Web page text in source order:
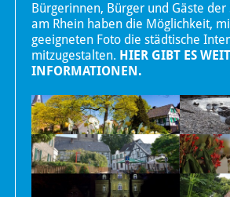
Bürgerinnen, Bürger und Gäste
am Rhein haben die Möglichkeit,
geeigneten Foto die städtische
mitzugestalten. HIER GIBT ES
INFORMATIONEN.